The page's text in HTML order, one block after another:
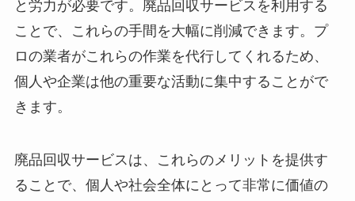
と労力が必要です。廃品回収サービスを利用する
ことで、これらの手間を大幅に削減できます。プ
ロの業者がこれらの作業を代行してくれるため、
個人や企業は他の重要な活動に集中することがで
きます。
廃品回収サービスは、これらのメリットを提供す
ることで、個人や社会全体にとって非常に価値の